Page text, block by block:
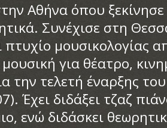
Αθήνα όπου
Συνέχισε στη
πτυχίο μουσικολογίας
για θέατρο,
την τελετή έναρξης
Έχει διδάξει τζαζ
ενώ διδάσκει